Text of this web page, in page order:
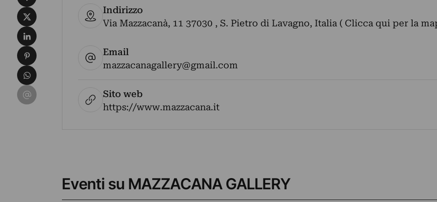
Indirizzo
Via Mazzacanà, 11 37030 , S. Pietro di Lavagno, Italia ( Clicca qui per la
Email
mazzacanagallery@gmail.com
Sito web
https://www.mazzacana.it
Eventi su MAZZACANA GALLERY
Condividi su X
Condividi su LinkedIn
Condividi su Pinterest
Condividi su WhatsApp
Condividi su Email